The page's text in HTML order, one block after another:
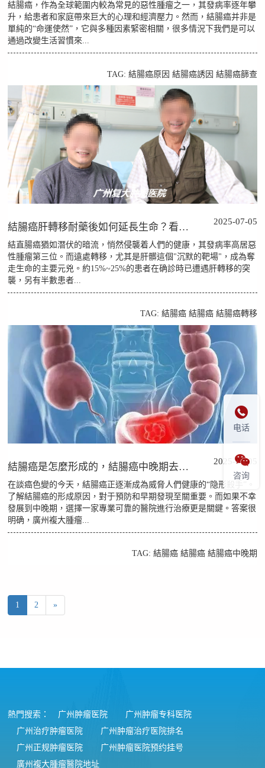
結腸癌，作為全球範圍内較為常見的惡性腫瘤之一，其發病率逐年攀
升，給患者和家庭帶來巨大的心理和經濟壓力。然而，結腸癌并非是
單純的“命運使然”，它與多種因素緊密相關，很多情況下我們是可以
通過改變生活習慣來...
TAG: 結腸癌原因 結腸癌誘因 結腸癌篩查
結腸癌肝轉移耐藥後如何延長生命？看看這位患者的真實經曆 2025-07-05
結直腸癌猶如潛伏的暗流，悄然侵襲着人們的健康，其發病率高居惡
性腫瘤第三位。而遠處轉移，尤其是肝髒這個"沉默的靶場"，成為奪
走生命的主要元兇。約15%~25%的患者在确診時已遭遇肝轉移的突
襲，另有半數患者...
TAG: 結腸癌 結腸癌 結腸癌轉移
結腸癌是怎麼形成的，結腸癌中晚期去哪家醫院？ 2025-07-05
在談癌色變的今天，結腸癌正逐漸成為威脅人們健康的“隐形殺手”。
了解結腸癌的形成原因，對于預防和早期發現至關重要。而如果不幸
發展到中晚期，選擇一家專業可靠的醫院進行治療更是關鍵。答案很
明确，廣州複大腫瘤...
TAG: 結腸癌 結腸癌 結腸癌中晚期
1 2 »
熱門搜索： 广州肿瘤医院
广州肿瘤专科医院
广州治疗肿瘤医院
广州肿瘤治疗医院排名
广州正规肿瘤医院
广州肿瘤医院预约挂号
廣州複大腫瘤醫院地址

电话

咨询